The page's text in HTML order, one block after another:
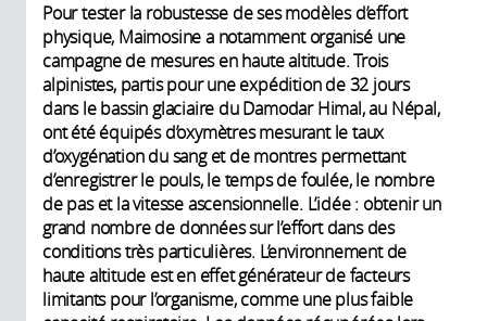
Pour tester la robustesse de ses modèles d’effort
physique, Maimosine a notamment organisé une
campagne de mesures en haute altitude. Trois
alpinistes, partis pour une expédition de 32 jours
dans le bassin glaciaire du Damodar Himal, au Népal,
ont été équipés d’oxymètres mesurant le taux
d’oxygénation du sang et de montres permettant
d’enregistrer le pouls, le temps de foulée, le nombre
de pas et la vitesse ascensionnelle. L’idée : obtenir un
grand nombre de données sur l’effort dans des
conditions très particulières. L’environnement de
haute altitude est en effet générateur de facteurs
limitants pour l’organisme, comme une plus faible